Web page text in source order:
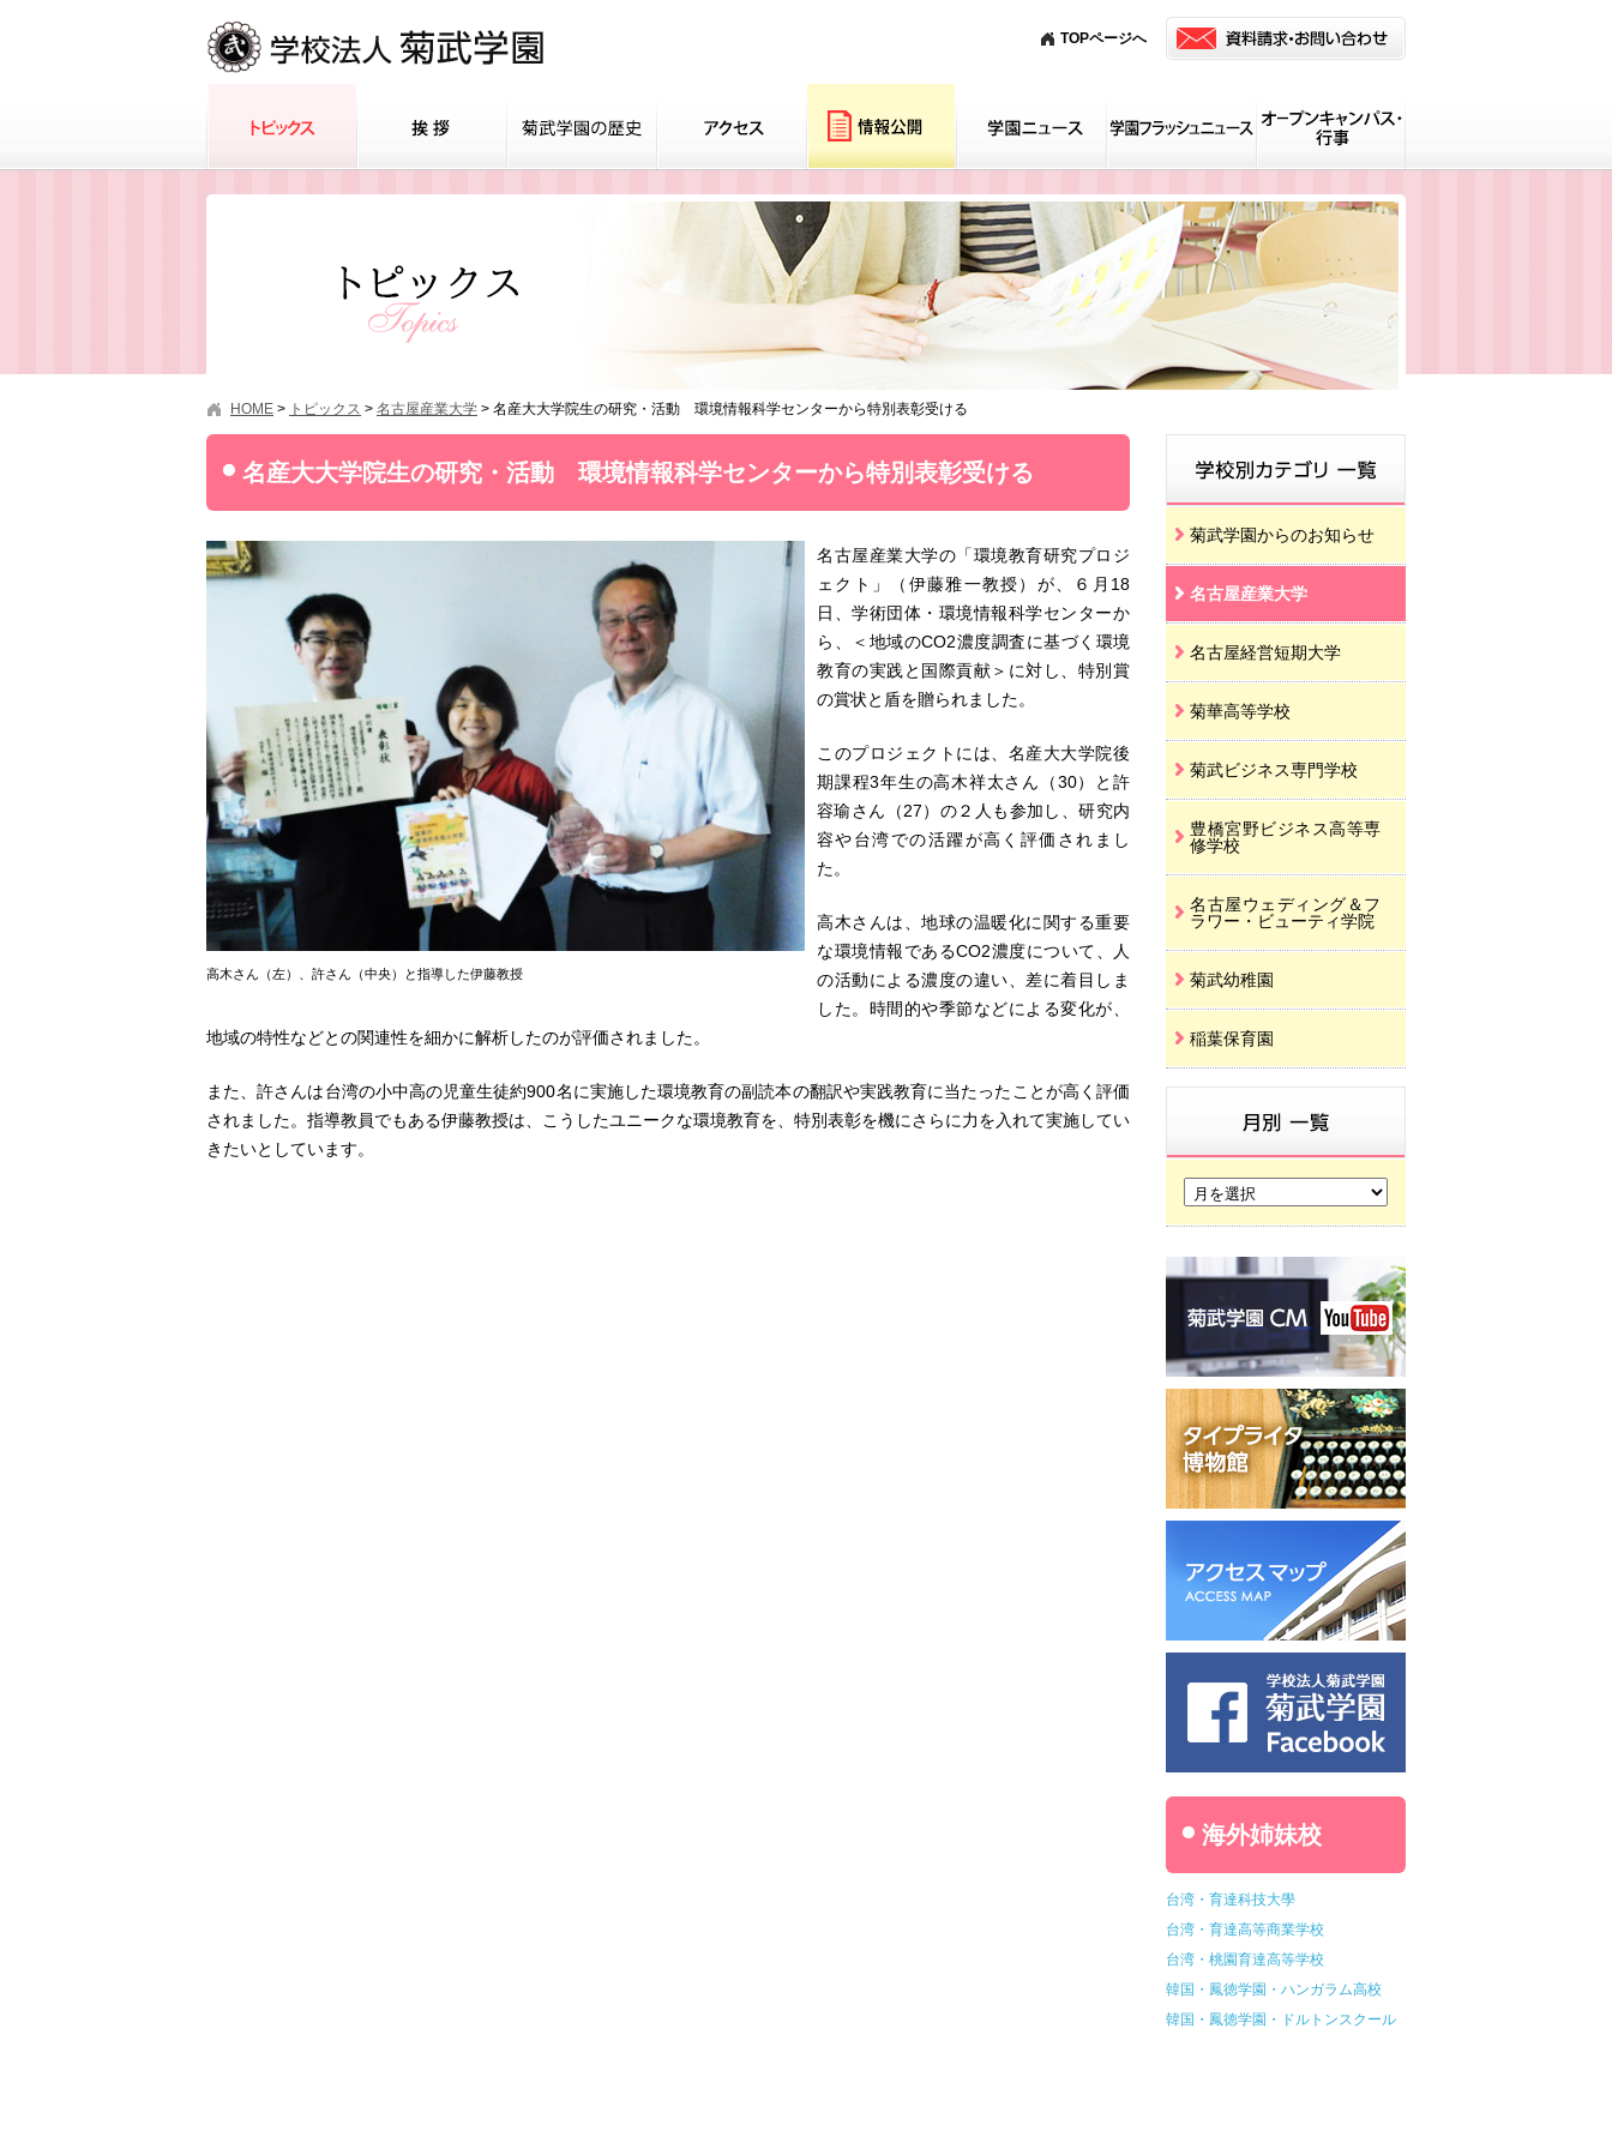
TOPページへ
HOME > トピックス > 名古屋産業大学 > 名産大大学院生の研究・活動 環境情報科学センターから特別表彰受ける
名産大大学院生の研究・活動 環境情報科学センターから特別表彰受ける
高木さん（左）、許さん（中央）と指導した伊藤教授
名古屋産業大学の「環境教育研究プロジ
ェクト」（伊藤雅一教授）が、６月18
日、学術団体・環境情報科学センターか
ら、＜地域のCO2濃度調査に基づく環境
教育の実践と国際貢献＞に対し、特別賞
の賞状と盾を贈られました。
このプロジェクトには、名産大大学院後
期課程3年生の高木祥太さん（30）と許
容瑜さん（27）の２人も参加し、研究内
容や台湾での活躍が高く評価されまし
た。
高木さんは、地球の温暖化に関する重要
な環境情報であるCO2濃度について、人
の活動による濃度の違い、差に着目しま
した。時間的や季節などによる変化が、
地域の特性などとの関連性を細かに解析したのが評価されました。
また、許さんは台湾の小中高の児童生徒約900名に実施した環境教育の副読本の翻訳や実践教育に当たったことが高く評価
されました。指導教員でもある伊藤教授は、こうしたユニークな環境教育を、特別表彰を機にさらに力を入れて実施してい
きたいとしています。
菊武学園からのお知らせ
名古屋産業大学
名古屋経営短期大学
菊華高等学校
菊武ビジネス専門学校
豊橋宮野ビジネス高等専
修学校
名古屋ウェディング＆フ
ラワー・ビューティ学院
菊武幼稚園
稲葉保育園
海外姉妹校
台湾・育達科技大學
台湾・育達高等商業学校
台湾・桃園育達高等学校
韓国・鳳徳学園・ハンガラム高校
韓国・鳳徳学園・ドルトンスクール